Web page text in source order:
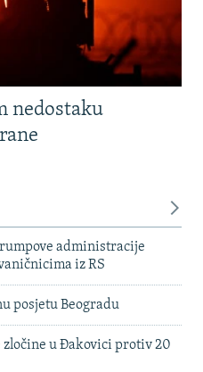
nedostaku
administracije
iz RS
posjetu Beogradu
zločine u Đakovici protiv 20